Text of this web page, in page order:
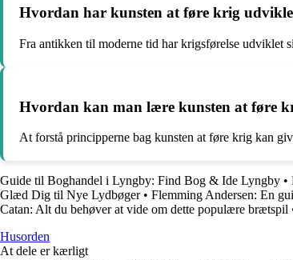
Hvordan har kunsten at føre krig
Fra antikken til moderne tid har krigsførelse udviklet
Hvordan kan man lære kunsten at føre
At forstå principperne bag kunsten at føre krig kan
Guide til Boghandel i Lyngby: Find Bog & Ide Lyngby •
Glæd Dig til Nye Lydbøger• Flemming Andersen: En
Catan: Alt du behøver at vide om dette populære brætspil
Husorden
At dele er kærligt